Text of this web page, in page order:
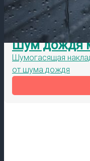
Шум дождя
Шумогасящая
от шума дождя